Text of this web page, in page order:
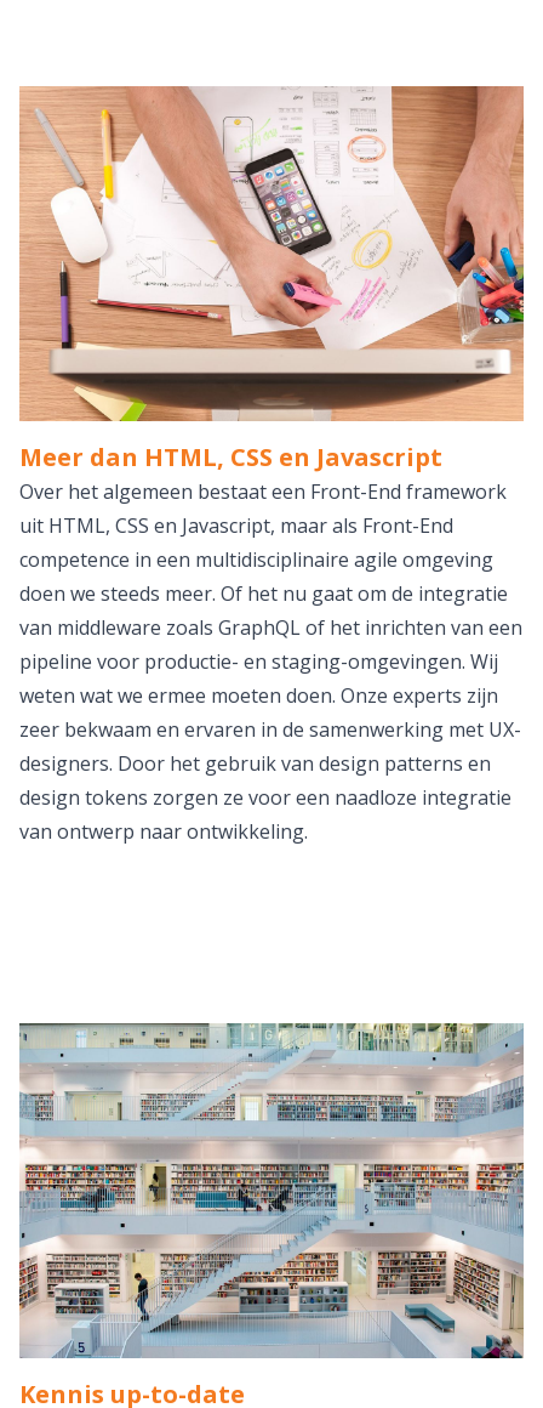
Meer dan HTML, CSS en Javascript
Over het algemeen bestaat een Front-End framework
uit HTML, CSS en Javascript, maar als Front-End
competence in een multidisciplinaire agile omgeving
doen we steeds meer. Of het nu gaat om de integratie
van middleware zoals GraphQL of het inrichten van een
pipeline voor productie- en staging-omgevingen. Wij
weten wat we ermee moeten doen. Onze experts zijn
zeer bekwaam en ervaren in de samenwerking met UX-
designers. Door het gebruik van design patterns en
design tokens zorgen ze voor een naadloze integratie
van ontwerp naar ontwikkeling.
Kennis up-to-date